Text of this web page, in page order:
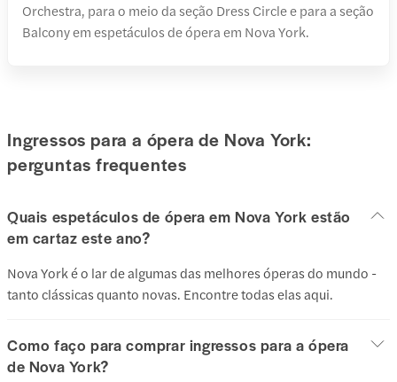
Orchestra, para o meio da seção Dress Circle e para a seção
Balcony em espetáculos de ópera em Nova York.
Ingressos para a ópera de Nova York:
perguntas frequentes
Quais espetáculos de ópera em Nova York estão
em cartaz este ano?
Nova York é o lar de algumas das melhores óperas do mundo -
tanto clássicas quanto novas. Encontre todas elas aqui.
Como faço para comprar ingressos para a ópera
de Nova York?